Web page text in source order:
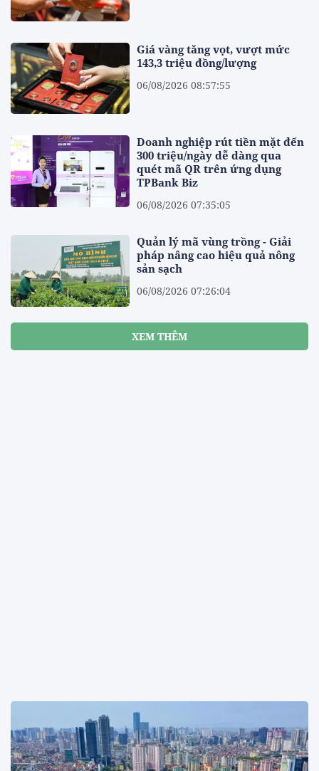
Giá vàng tăng vọt, vượt mức
143,3 triệu đồng/lượng
06/08/2026 08:57:55
Doanh nghiệp rút tiền mặt đến
300 triệu/ngày dễ dàng qua
quét mã QR trên ứng dụng
TPBank Biz
06/08/2026 07:35:05
Quản lý mã vùng trồng - Giải
pháp nâng cao hiệu quả nông
sản sạch
06/08/2026 07:26:04
XEM THÊM